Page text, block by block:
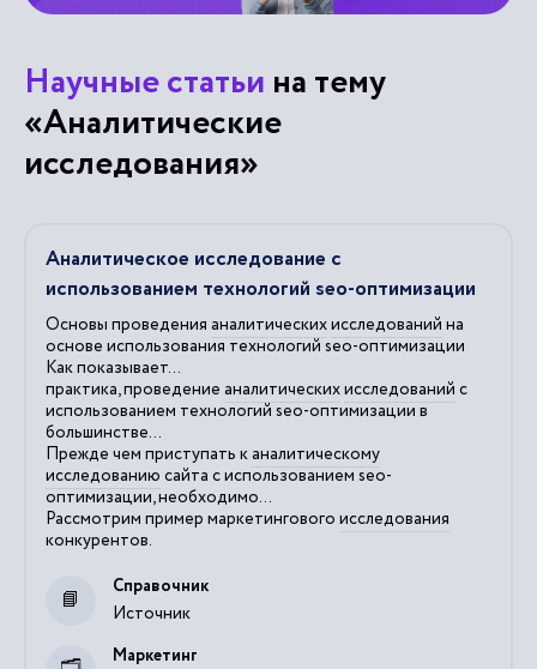
Научные статьи на тему
«Аналитические
исследования»
Аналитическое исследование с
использованием технологий seo-оптимизации
Основы проведения аналитическихисследований на
основе использования технологий seo-оптимизации
Как показывает...
практика, проведение аналитическихисследований с
использованием технологий seo-оптимизации в
большинстве...
Прежде чем приступать к аналитическому
исследованию сайта с использованием seo-
оптимизации, необходимо...
Рассмотрим пример маркетингового исследования
конкурентов.
Источник
Справочник
Маркетинг